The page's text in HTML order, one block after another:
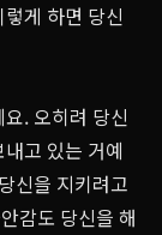
게 하면 당신
. 오히려 당신
고 있는 거예
신을 지키려고
감도 당신을 해